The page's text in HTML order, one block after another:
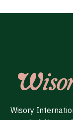
Wisory